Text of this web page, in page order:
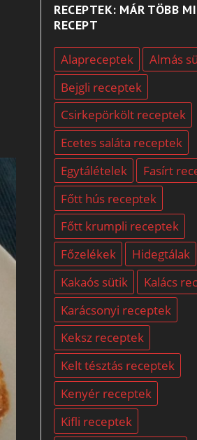
RECEPTEK: MÁR TÖBB
RECEPT
Alapreceptek
Almás
Bejgli receptek
Csirkepörkölt receptek
Ecetes saláta receptek
Egytálételek
Fasírt
Főtt hús receptek
Főtt krumpli receptek
Főzelékek
Hidegtálak
Kakaós sütik
Kalács
Karácsonyi receptek
Keksz receptek
Kelt tésztás receptek
Kenyér receptek
Kifli receptek